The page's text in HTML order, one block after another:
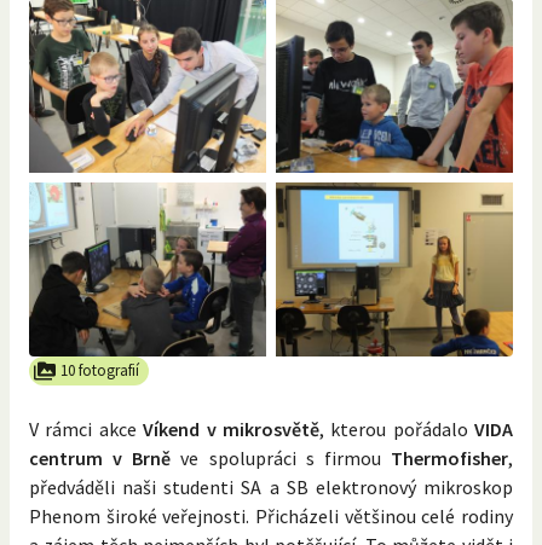
10 fotografií
V rámci akceVíkend v mikrosvětě, kterou pořádalo VIDA
centrum v Brně ve spolupráci s firmou Thermofisher,
předváděli naši studenti SA a SB elektronový mikroskop
Phenom široké veřejnosti. Přicházeli většinou celé rodiny